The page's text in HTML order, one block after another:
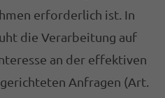
erforderlich ist. In
die Verarbeitung auf
an der effektiven
Anfragen (Art.